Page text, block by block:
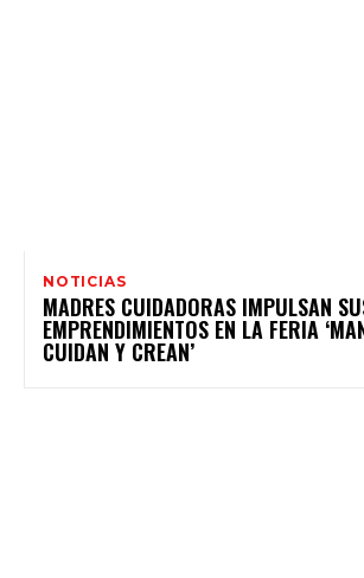
NOTICIAS
MADRES CUIDADORAS IMPULSAN
EMPRENDIMIENTOS EN LA FERIA
CUIDAN Y CREAN’